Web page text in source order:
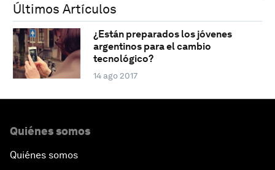
Últimos Artículos
¿Están preparados los jóvenes
argentinos para el cambio
tecnológico?
14 ago 2017
Quiénes somos
Quiénes somos